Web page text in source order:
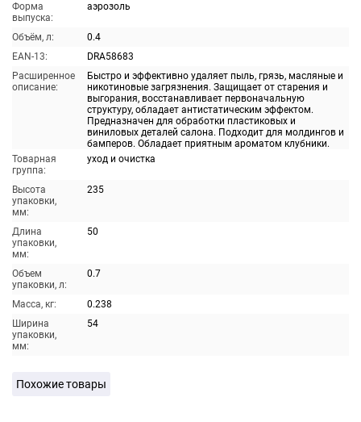
Форма
выпуска:
аэрозоль
Объём, л:
0.4
EAN-13:
DRA58683
Расширенное
описание:
Быстро и эффективно удаляет пыль, грязь, масляные и
никотиновые загрязнения. Защищает от старения и
выгорания, восстанавливает первоначальную
структуру, обладает антистатическим эффектом.
Предназначен для обработки пластиковых и
виниловых деталей салона. Подходит для молдингов и
бамперов. Обладает приятным ароматом клубники.
Товарная
группа:
уход и очистка
Высота
упаковки,
мм:
235
Длина
упаковки,
мм:
50
Объем
упаковки, л:
0.7
Масса, кг:
0.238
Ширина
упаковки,
мм:
54
Похожие товары